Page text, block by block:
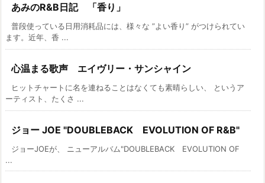
あみのR&B日記 「香り」
普段使っている日用消耗品には、様々な ”よい香り” がつけられてい
ます。近年、香 ...
心温まる歌声 エイヴリー・サンシャイン
ヒットチャートに名を連ねることはなくても素晴らしい、 というア
ーティスト、たくさ ...
ジョー JOE "DOUBLEBACK EVOLUTION OF R&B"
ジョーJOEが、 ニューアルバム"DOUBLEBACK EVOLUTION OF
...